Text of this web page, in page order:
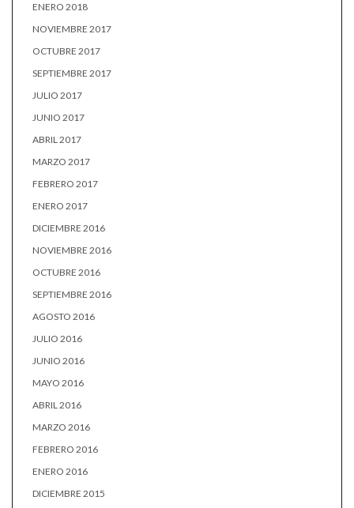
ENERO 2018
NOVIEMBRE 2017
OCTUBRE 2017
SEPTIEMBRE 2017
JULIO 2017
JUNIO 2017
ABRIL 2017
MARZO 2017
FEBRERO 2017
ENERO 2017
DICIEMBRE 2016
NOVIEMBRE 2016
OCTUBRE 2016
SEPTIEMBRE 2016
AGOSTO 2016
JULIO 2016
JUNIO 2016
MAYO 2016
ABRIL 2016
MARZO 2016
FEBRERO 2016
ENERO 2016
DICIEMBRE 2015